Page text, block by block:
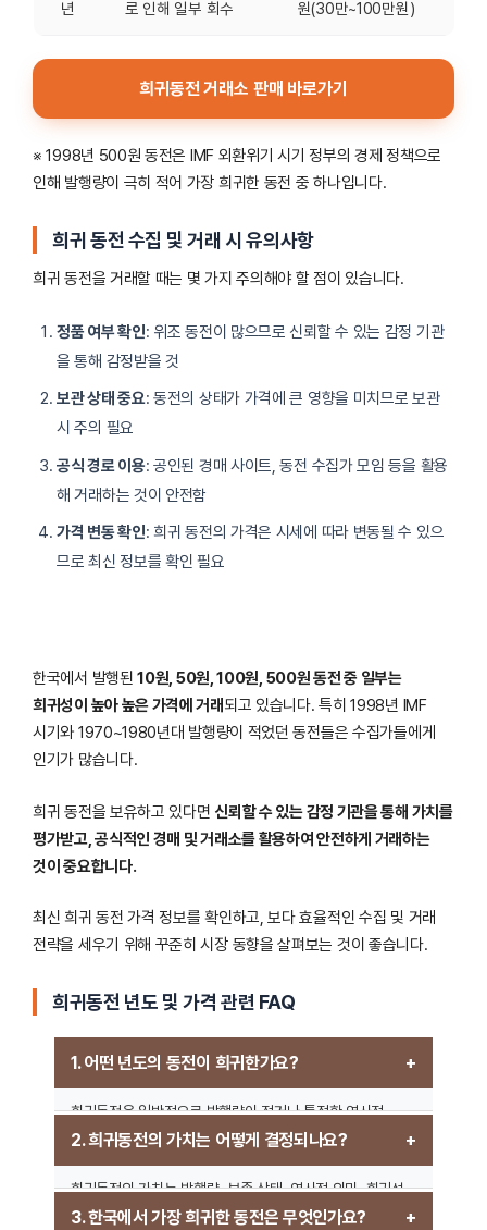
년 로 인해 일부 회수 원(30만~100만원)
희귀동전 거래소 판매 바로가기
※ 1998년 500원 동전은 IMF 외환위기 시기 정부의 경제 정책으로
인해 발행량이 극히 적어 가장 희귀한 동전 중 하나입니다.
희귀 동전 수집 및 거래 시 유의사항
희귀 동전을 거래할 때는 몇 가지 주의해야 할 점이 있습니다.
정품 여부 확인: 위조 동전이 많으므로 신뢰할 수 있는 감정 기관
을 통해 감정받을 것
보관 상태 중요: 동전의 상태가 가격에 큰 영향을 미치므로 보관
시 주의 필요
공식 경로 이용: 공인된 경매 사이트, 동전 수집가 모임 등을 활용
해 거래하는 것이 안전함
가격 변동 확인: 희귀 동전의 가격은 시세에 따라 변동될 수 있으
므로 최신 정보를 확인 필요
한국에서 발행된10원, 50원, 100원, 500원 동전 중 일부는
희귀성이 높아 높은 가격에 거래되고 있습니다. 특히 1998년 IMF
시기와 1970~1980년대 발행량이 적었던 동전들은 수집가들에게
인기가 많습니다.
희귀 동전을 보유하고 있다면 신뢰할 수 있는 감정 기관을 통해 가치를
평가받고, 공식적인 경매 및 거래소를 활용하여 안전하게 거래하는
것이 중요합니다.
최신 희귀 동전 가격 정보를 확인하고, 보다 효율적인 수집 및 거래
전략을 세우기 위해 꾸준히 시장 동향을 살펴보는 것이 좋습니다.
희귀동전 년도 및 가격 관련 FAQ
1. 어떤 년도의 동전이 희귀한가요?
희귀동전은 일반적으로 발행량이 적거나 특정한 역사적
사건과 관련이 있는 동전입니다. 예를 들어, 한국에서는
500원짜리 동전이 희귀한 편입니다. 해외에서는 1943년
미국의 철제 1센트 동전이나, 1913년 발행된 리버티 헤드
2. 희귀동전의 가치는 어떻게 결정되나요?
희귀동전의 가치는 발행량, 보존 상태, 역사적 의미, 희귀성
등에 의해 결정됩니다. 같은 년도의 동전이라도 상태가
3. 한국에서 가장 희귀한 동전은 무엇인가요?